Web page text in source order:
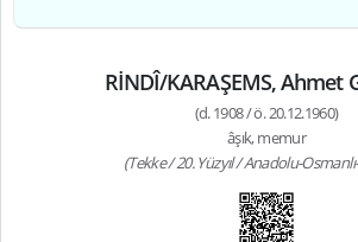
RİNDÎ/KARAŞEMS, Ahmet
(d. 1908 / ö. 20.12.1960)
âşık, memur
(Tekke / 20. Yüzyıl / Anadolu-